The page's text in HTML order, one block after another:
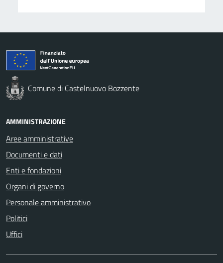
Comune di Castelnuovo Bozzente
AMMINISTRAZIONE
Aree amministrative
Documenti e dati
Enti e fondazioni
Organi di governo
Personale amministrativo
Politici
Uffici